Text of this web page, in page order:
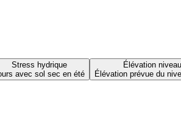
Stress hydrique
avec sol sec en été
Élévation
Élévation prévue du